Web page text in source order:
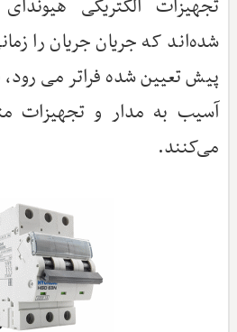
تجهیزات الکتریکی
شده‌اند که جریان جریان را
پیش تعیین شده فراتر می رود،
آسیب به مدار و تجهیزات
می‌کنند.